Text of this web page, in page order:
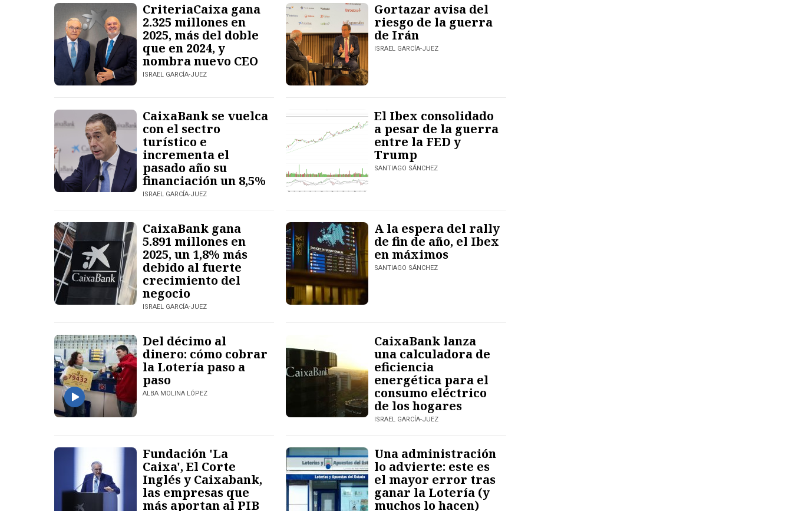
CriteriaCaixa gana
2.325 millones en
2025, más del doble
que en 2024, y
nombra nuevo CEO
ISRAEL GARCÍA-JUEZ
Gortazar avisa del
riesgo de la guerra
de Irán
ISRAEL GARCÍA-JUEZ
CaixaBank se vuelca
con el sectro
turístico e
incrementa el
pasado año su
financiación un 8,5%
ISRAEL GARCÍA-JUEZ
El Ibex consolidado
a pesar de la guerra
entre la FED y
Trump
SANTIAGO SÁNCHEZ
CaixaBank gana
5.891 millones en
2025, un 1,8% más
debido al fuerte
crecimiento del
negocio
ISRAEL GARCÍA-JUEZ
A la espera del rally
de fin de año, el Ibex
en máximos
SANTIAGO SÁNCHEZ
Del décimo al
dinero: cómo cobrar
la Lotería paso a
paso
ALBA MOLINA LÓPEZ
CaixaBank lanza
una calculadora de
eficiencia
energética para el
consumo eléctrico
de los hogares
ISRAEL GARCÍA-JUEZ
Fundación 'La
Caixa', El Corte
Inglés y Caixabank,
las empresas que
más aportan al PIB
Una administración
lo advierte: este es
el mayor error tras
ganar la Lotería (y
muchos lo hacen)